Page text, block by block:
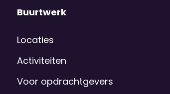
Buurtwerk
Locaties
Activiteiten
Voor opdrachtgevers